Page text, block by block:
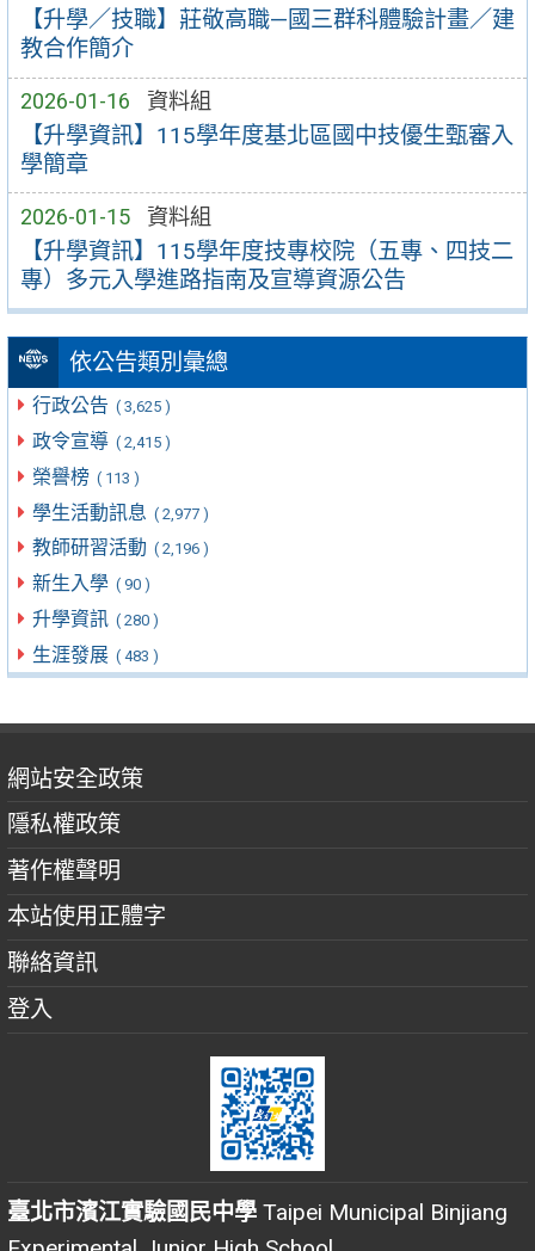
【升學／技職】莊敬高職—國三群科體驗計畫／建
教合作簡介
2026-01-16 資料組
【升學資訊】115學年度基北區國中技優生甄審入
學簡章
2026-01-15 資料組
【升學資訊】115學年度技專校院（五專、四技二
專）多元入學進路指南及宣導資源公告
依公告類別彙總
行政公告 ( 3,625 )
政令宣導 ( 2,415 )
榮譽榜 ( 113 )
學生活動訊息 ( 2,977 )
教師研習活動 ( 2,196 )
新生入學 ( 90 )
升學資訊 ( 280 )
生涯發展 ( 483 )
網站安全政策
隱私權政策
著作權聲明
本站使用正體字
聯絡資訊
登入
臺北市濱江實驗國民中學 Taipei Municipal Binjiang